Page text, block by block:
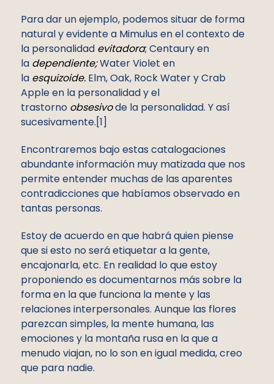
Para dar un ejemplo, podemos situar de forma
natural y evidente a Mimulus en el contexto de
la personalidad evitadora; Centaury en
la dependiente;Water Violet en
la esquizoide. Elm, Oak, Rock Water y Crab
Apple en la personalidad y el
trastorno obsesivode la personalidad. Y así
sucesivamente.[1]
Encontraremos bajo estas catalogaciones
abundante información muy matizada que nos
permite entender muchas de las aparentes
contradicciones que habíamos observado en
tantas personas.
Estoy de acuerdo en que habrá quien piense
que si esto no será etiquetar a la gente,
encajonarla, etc. En realidad lo que estoy
proponiendo es documentarnos más sobre la
forma en la que funciona la mente y las
relaciones interpersonales. Aunque las flores
parezcan simples, la mente humana, las
emociones y la montaña rusa en la que a
menudo viajan, no lo son en igual medida, creo
que para nadie.